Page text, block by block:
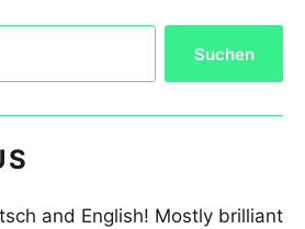
and English! Mostly brilliant